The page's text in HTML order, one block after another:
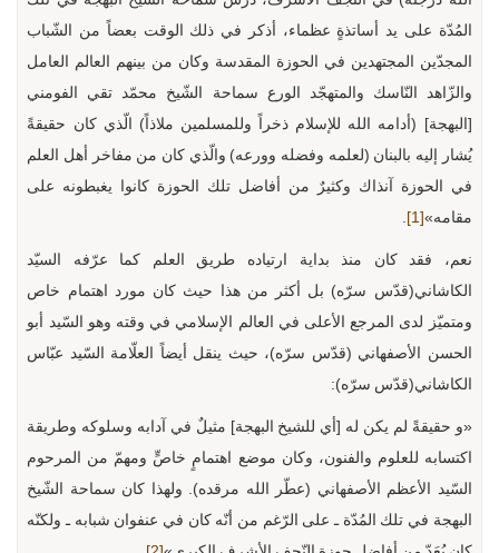
المُدّة على يد أساتذةٍ عظماء، أذكر في ذلك الوقت بعضاً من الشّباب
المجدّين المجتهدين في الحوزة المقدسة وكان من بينهم العالم العامل
والزّاهد النّاسك والمتهجّد الورع سماحة الشّيخ محمّد تقي الفومني
[البهجة] (أدامه الله للإسلام ذخراً وللمسلمين ملاذاً) الّذي كان حقيقةً
يُشار إليه بالبنان (لعلمه وفضله وورعه) والّذي كان من مفاخر أهل العلم
في الحوزة آنذاك وكثيرٌ من أفاضل تلك الحوزة كانوا يغبطونه على
مقامه»[1]
.
نعم، فقد كان منذ بداية ارتياده طريق العلم كما عرّفه السيّد
الكاشاني(قدّس سرّه) بل أكثر من هذا حيث كان مورد اهتمام خاص
ومتميّز لدى المرجع الأعلى في العالم الإسلامي في وقته وهو السّيد أبو
الحسن الأصفهاني (قدّس سرّه)، حيث ينقل أيضاً العلّامة السّيد عبّاس
الكاشاني(قدّس سرّه):
«و حقيقةً لم يكن له [أي للشيخ البهجة] مثيلٌ في آدابه وسلوكه وطريقة
اكتسابه للعلوم والفنون، وكان موضع اهتمامٍ خاصٍّ ومهمّ من المرحوم
السّيد الأعظم الأصفهاني (عطّر الله مرقده). ولهذا كان سماحة الشّيخ
البهجة في تلك المُدّة ـ على الرّغم من أنّه كان في عنفوان شبابه ـ ولكنّه